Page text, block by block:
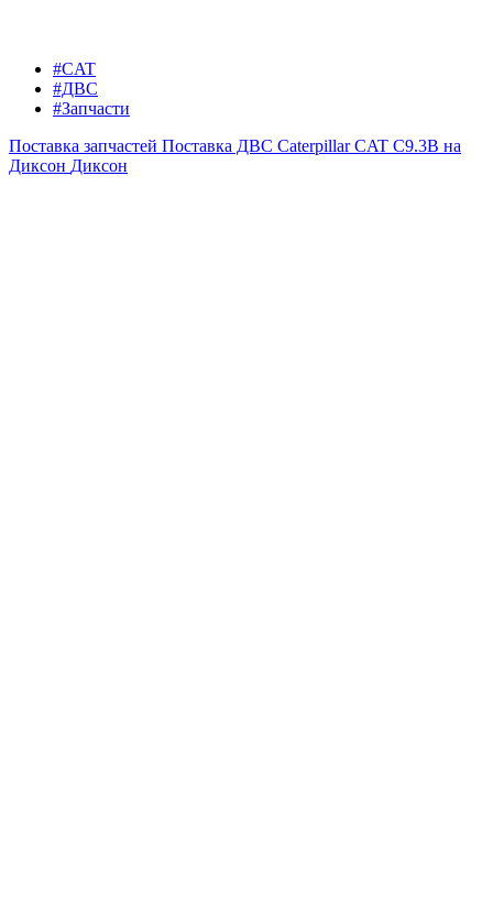
#CAT
#ДВС
#Запчасти
Поставка запчастей Поставка ДВС Caterpillar CAT C9.3B на
Диксон Диксон